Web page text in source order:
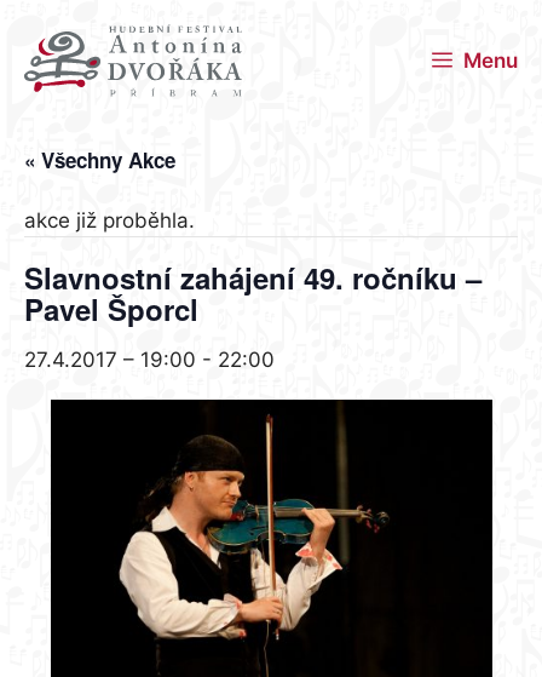
obsah
Menu
« Všechny Akce
akce již proběhla.
Slavnostní zahájení 49. ročníku –
Pavel Šporcl
27.4.2017 – 19:00 - 22:00